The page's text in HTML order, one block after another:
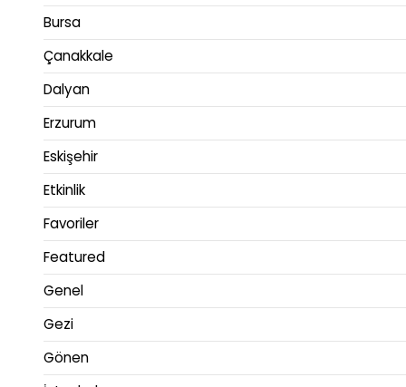
Bursa
Çanakkale
Dalyan
Erzurum
Eskişehir
Etkinlik
Favoriler
Featured
Genel
Gezi
Gönen